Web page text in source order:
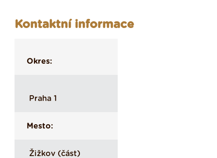
Kontaktní informace
Okres:
Praha 1
Mesto:
Žižkov (část)